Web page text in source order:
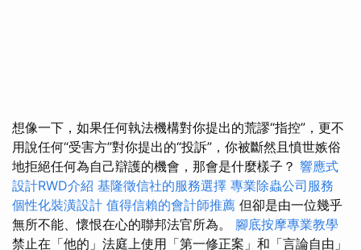
想像一下，如果任何執法機構對你提出的荒謬“指控”，更不
用說任何“受害方”對你提出的“投訴”，你被斷然且憤世嫉俗
地拒絕任何為自己辯護的機會，那會是什麼樣子？ 響應式
設計RWD介紹 基隆徵信社的服務選擇 專業除蟲公司服務
個性化裝潢設計 值得信賴的會計師推薦 但卻是由一位幾乎
無所不能、懷恨在心的聯邦法官所為。 腳底按摩專業教學
禁止在「他的」法庭上使用「第一修正案」和「言論自由」